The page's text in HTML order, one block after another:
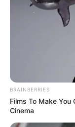
LOCALIDAD
BRAINBERRIES
Films To Make
Cinema